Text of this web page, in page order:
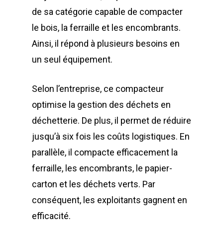
de sa catégorie capable de compacter
le bois, la ferraille et les encombrants.
Ainsi, il répond à plusieurs besoins en
un seul équipement.
Selon l’entreprise, ce compacteur
optimise la gestion des déchets en
déchetterie. De plus, il permet de réduire
jusqu’à six fois les coûts logistiques. En
parallèle, il compacte efficacement la
ferraille, les encombrants, le papier-
carton et les déchets verts. Par
conséquent, les exploitants gagnent en
efficacité.